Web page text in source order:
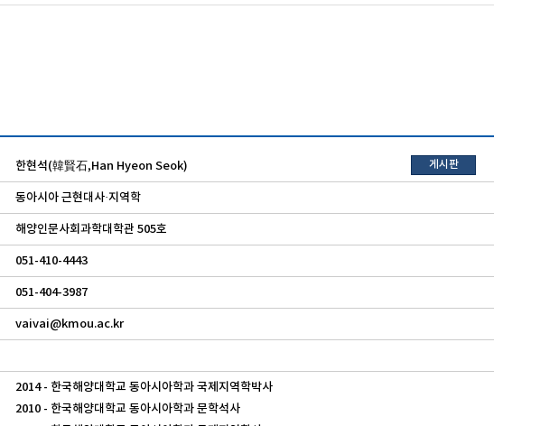
한현석(韓賢石,Han Hyeon Seok) 게시판
동아시아 근현대사·지역학
해양인문사회과학대학관 505호
051-410-4443
051-404-3987
vaivai@kmou.ac.kr
2014 - 한국해양대학교 동아시아학과 국제지역학박사
2010 - 한국해양대학교 동아시아학과 문학석사